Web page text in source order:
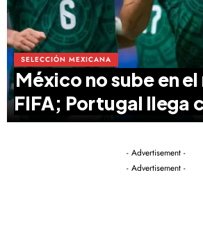
SELECCIÓN MEXICANA
México no sube en
FIFA; Portugal llega
- Advertisement -
- Advertisement -